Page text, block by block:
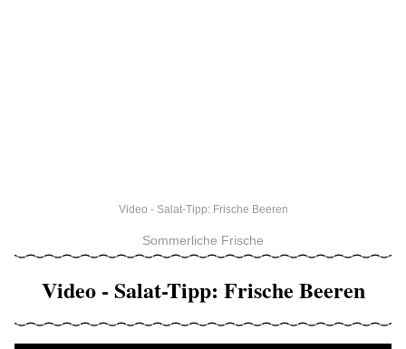
Video - Salat-Tipp: Frische Beeren
Sommerliche Frische
Video - Salat-Tipp: Frische Beeren